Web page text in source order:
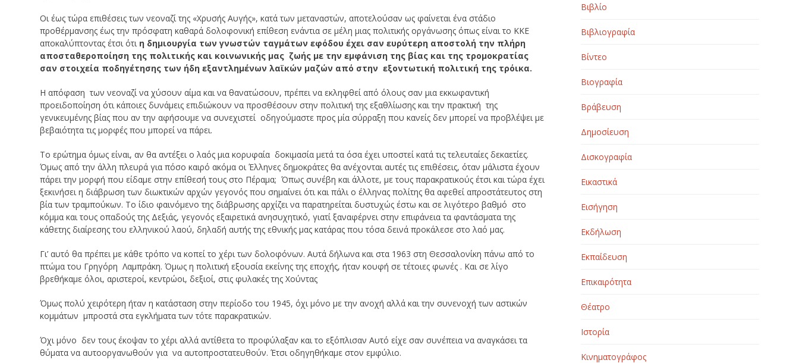
Οι έως τώρα επιθέσεις των νεοναζί της «Χρυσής Αυγής», κατά των μεταναστών, αποτελούσαν ως φαίνεται ένα στάδιο
προθέρμανσης έως την πρόσφατη καθαρά δολοφονική επίθεση ενάντια σε μέλη μιας πολιτικής οργάνωσης όπως είναι το ΚΚΕ
αποκαλύπτοντας έτσι ότι η δημιουργία των γνωστών ταγμάτων εφόδου έχει σαν ευρύτερη αποστολή την πλήρη
αποσταθεροποίηση της πολιτικής και κοινωνικής μας ζωής με την εμφάνιση της βίας και της τρομοκρατίας
σαν στοιχεία ποδηγέτησης των ήδη εξαντλημένων λαϊκών μαζών από στην εξοντωτική πολιτική της τρόικα.
Η απόφαση των νεοναζί να χύσουν αίμα και να θανατώσουν, πρέπει να εκληφθεί από όλους σαν μια εκκωφαντική
προειδοποίηση ότι κάποιες δυνάμεις επιδιώκουν να προσθέσουν στην πολιτική της εξαθλίωσης και την πρακτική της
γενικευμένης βίας που αν την αφήσουμε να συνεχιστεί οδηγούμαστε προς μία σύρραξη που κανείς δεν μπορεί να προβλέψει με
βεβαιότητα τις μορφές που μπορεί να πάρει.
Το ερώτημα όμως είναι, αν θα αντέξει ο λαός μια κορυφαία δοκιμασία μετά τα όσα έχει υποστεί κατά τις τελευταίες δεκαετίες.
Όμως από την άλλη πλευρά για πόσο καιρό ακόμα οι Έλληνες δημοκράτες θα ανέχονται αυτές τις επιθέσεις, όταν μάλιστα έχουν
πάρει την μορφή που είδαμε στην επίθεσή τους στο Πέραμα; Όπως συνέβη και άλλοτε, με τους παρακρατικούς έτσι και τώρα έχει
ξεκινήσει η διάβρωση των διωκτικών αρχών γεγονός που σημαίνει ότι και πάλι ο έλληνας πολίτης θα αφεθεί απροστάτευτος στη
βία των τραμπούκων. Το ίδιο φαινόμενο της διάβρωσης αρχίζει να παρατηρείται δυστυχώς έστω και σε λιγότερο βαθμό στο
κόμμα και τους οπαδούς της Δεξιάς, γεγονός εξαιρετικά ανησυχητικό, γιατί ξαναφέρνει στην επιφάνεια τα φαντάσματα της
κάθετης διαίρεσης του ελληνικού λαού, δηλαδή αυτής της εθνικής μας κατάρας που τόσα δεινά προκάλεσε στο λαό μας.
Γι’ αυτό θα πρέπει με κάθε τρόπο να κοπεί το χέρι των δολοφόνων. Αυτά δήλωνα και στα 1963 στη Θεσσαλονίκη πάνω από το
πτώμα του Γρηγόρη Λαμπράκη. Όμως η πολιτική εξουσία εκείνης της εποχής, ήταν κουφή σε τέτοιες φωνές . Και σε λίγο
βρεθήκαμε όλοι, αριστεροί, κεντρώοι, δεξιοί, στις φυλακές της Χούντας
Όμως πολύ χειρότερη ήταν η κατάσταση στην περίοδο του 1945, όχι μόνο με την ανοχή αλλά και την συνενοχή των αστικών
κομμάτων μπροστά στα εγκλήματα των τότε παρακρατικών.
Όχι μόνο δεν τους έκοψαν το χέρι αλλά αντίθετα το προφύλαξαν και το εξόπλισαν Αυτό είχε σαν συνέπεια να αναγκάσει τα
θύματα να αυτοοργανωθούν για να αυτοπροστατευθούν. Έτσι οδηγηθήκαμε στον εμφύλιο.
Βιβλίο
Βιβλιογραφία
Βίντεο
Βιογραφία
Βράβευση
Δημοσίευση
Δισκογραφία
Εικαστικά
Εισήγηση
Εκδήλωση
Εκπαίδευση
Επικαιρότητα
Θέατρο
Ιστορία
Κινηματογράφος